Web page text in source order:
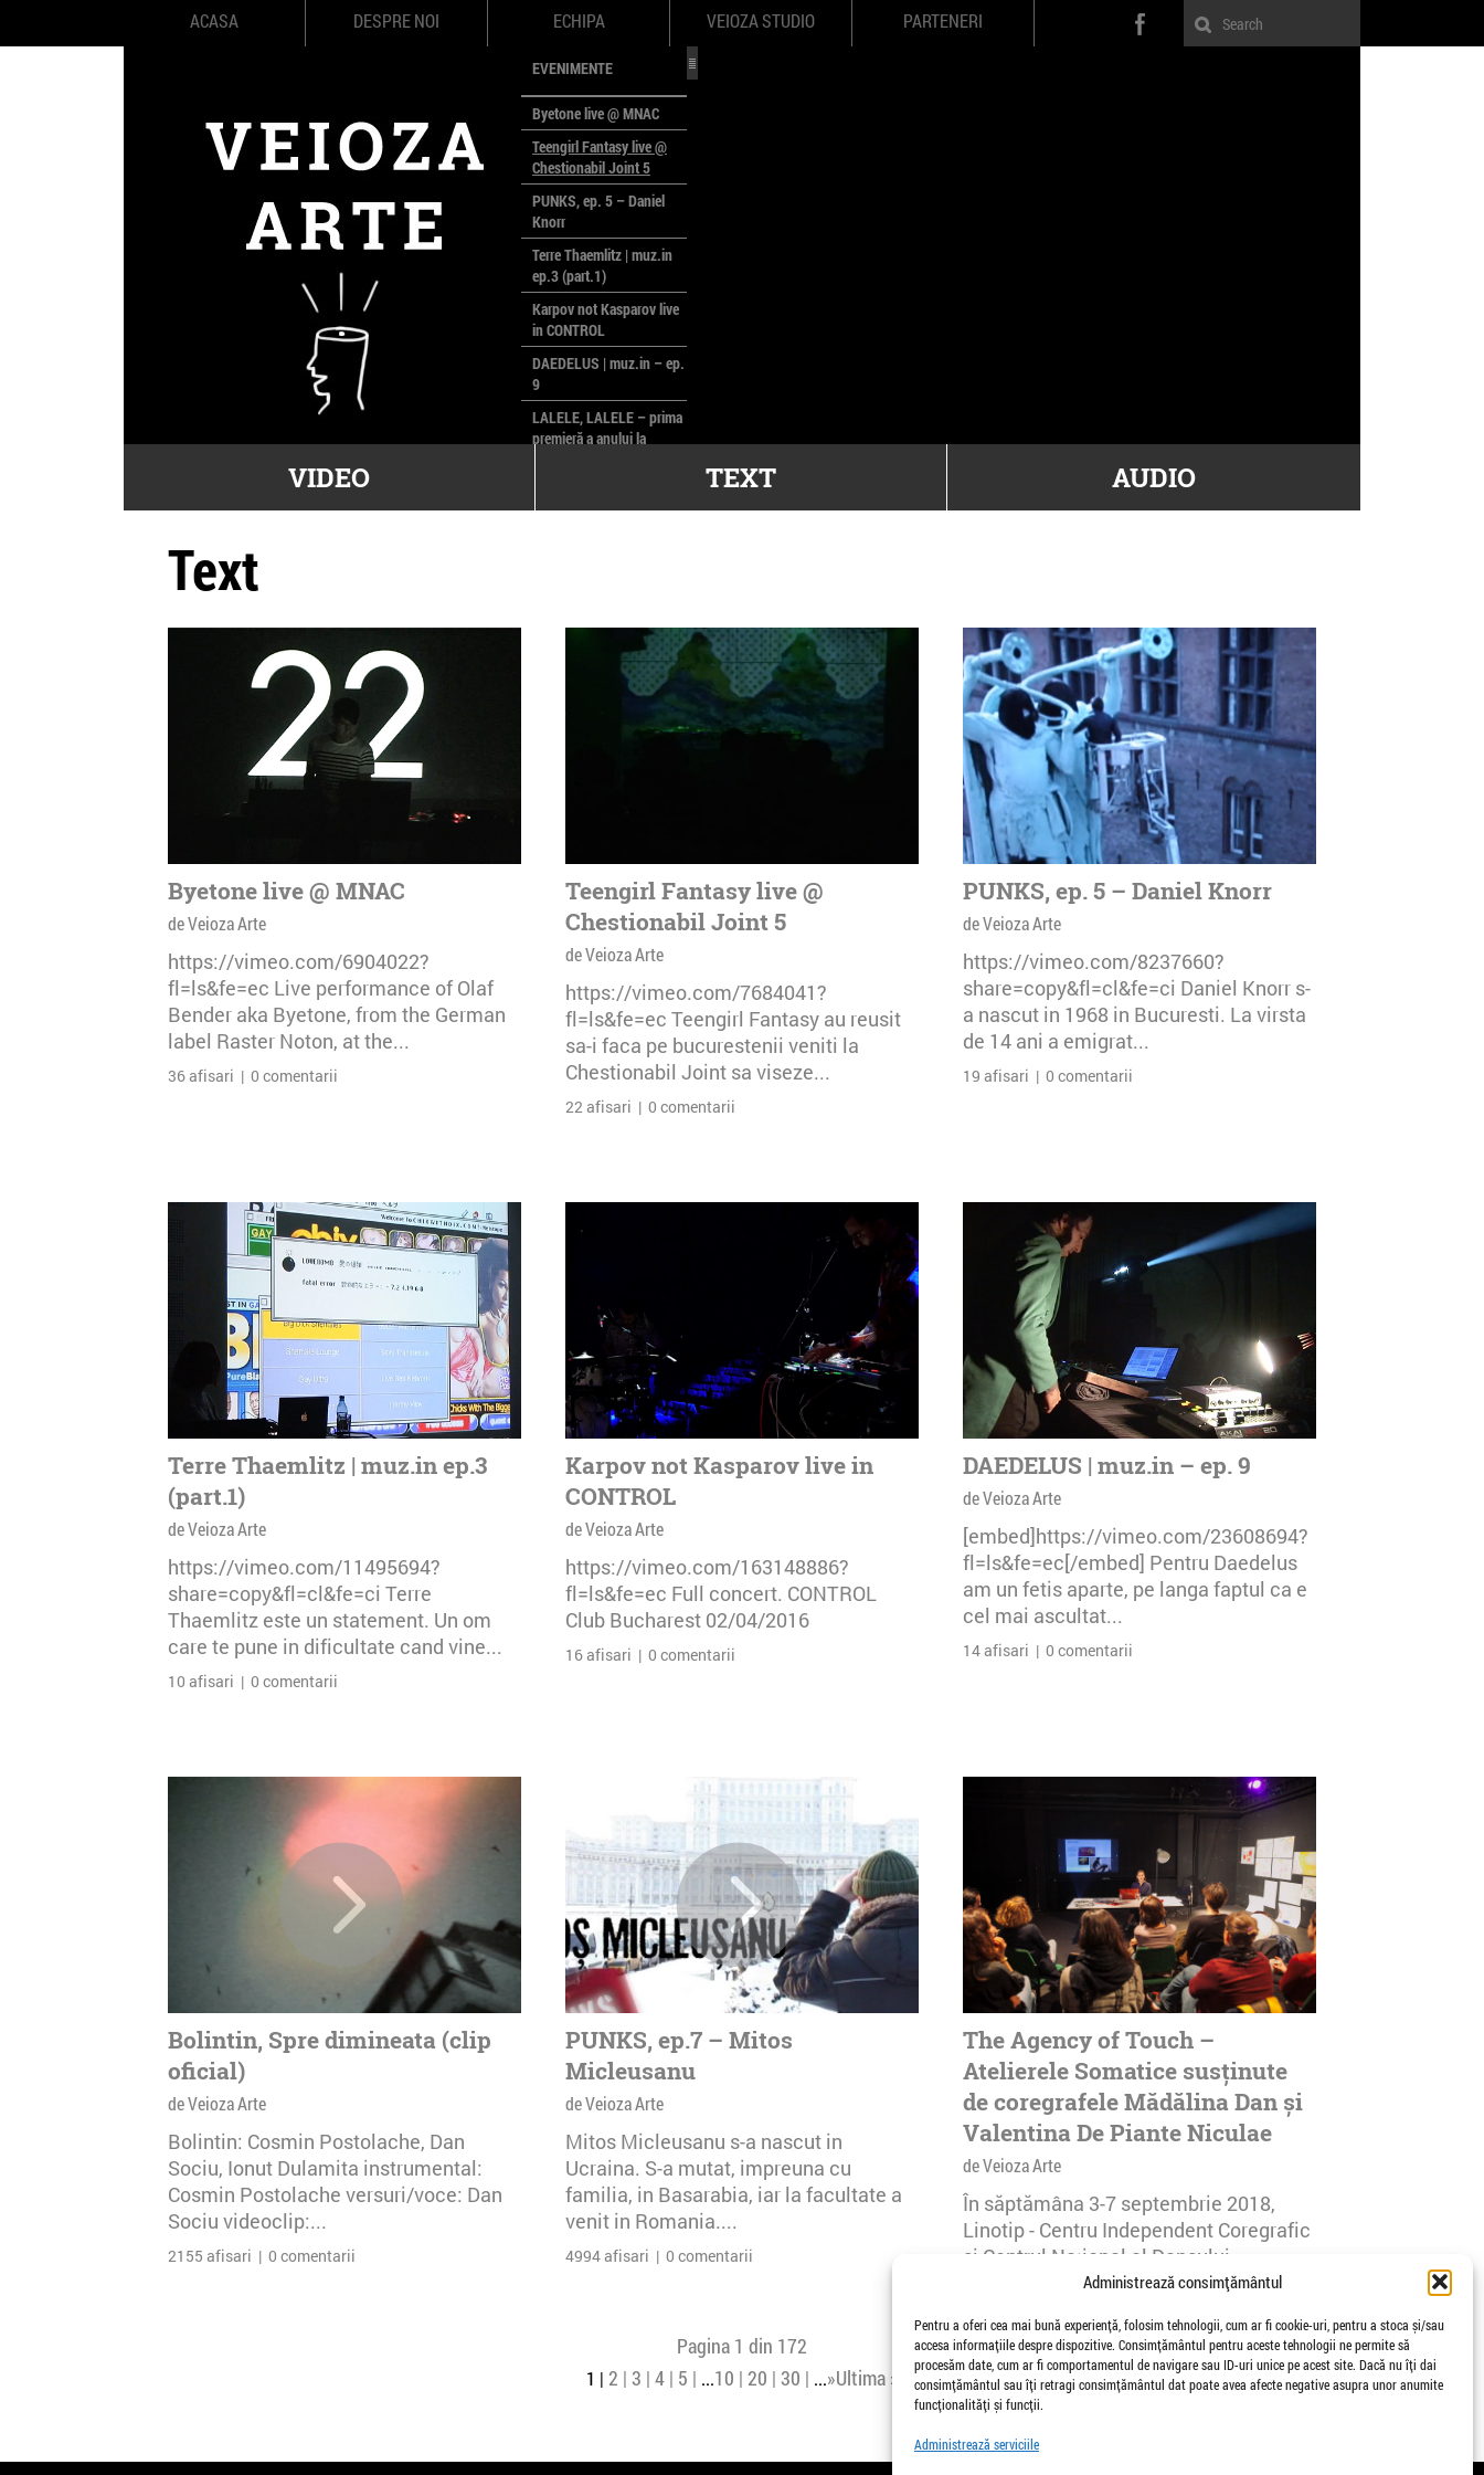
Administrează consimțământul
Pentru a oferi cea mai bună experiență, folosim tehnologii, cum ar fi cookie-uri, pentru a stoca și/sau
accesa informațiile despre dispozitive. Consimțământul pentru aceste tehnologii ne permite să
procesăm date, cum ar fi comportamentul de navigare sau ID-uri unice pe acest site. Dacă nu îți dai
consimțământul sau îți retragi consimțământul dat poate avea afecte negative asupra unor anumite
funcționalități și funcții.
Administrează serviciile
ACASA DESPRE NOI ECHIPA VEIOZA STUDIO PARTENERI
EVENIMENTE
Byetone live @ MNAC
Teengirl Fantasy live @
Chestionabil Joint 5
PUNKS, ep. 5 – Daniel
Knorr
Terre Thaemlitz | muz.in
ep.3 (part.1)
Karpov not Kasparov live
in CONTROL
DAEDELUS | muz.in – ep.
9
LALELE, LALELE – prima
premieră a anului la
poloneze la București
VIDEO TEXT AUDIO
Text
Byetone live @ MNAC
de Veioza Arte
https://vimeo.com/6904022?
fl=ls&fe=ec Live performance of Olaf
Bender aka Byetone, from the German
label Raster Noton, at the...
36 afisari | 0 comentarii
Teengirl Fantasy live @
Chestionabil Joint 5
de Veioza Arte
https://vimeo.com/7684041?
fl=ls&fe=ec Teengirl Fantasy au reusit
sa-i faca pe bucurestenii veniti la
Chestionabil Joint sa viseze...
22 afisari | 0 comentarii
PUNKS, ep. 5 – Daniel Knorr
de Veioza Arte
https://vimeo.com/8237660?
share=copy&fl=cl&fe=ci Daniel Knorr s-
a nascut in 1968 in Bucuresti. La virsta
de 14 ani a emigrat...
19 afisari | 0 comentarii
Terre Thaemlitz | muz.in ep.3
(part.1)
de Veioza Arte
https://vimeo.com/11495694?
share=copy&fl=cl&fe=ci Terre
Thaemlitz este un statement. Un om
care te pune in dificultate cand vine...
10 afisari | 0 comentarii
Karpov not Kasparov live in
CONTROL
de Veioza Arte
https://vimeo.com/163148886?
fl=ls&fe=ec Full concert. CONTROL
Club Bucharest 02/04/2016
16 afisari | 0 comentarii
DAEDELUS | muz.in – ep. 9
de Veioza Arte
[embed]https://vimeo.com/23608694?
fl=ls&fe=ec[/embed] Pentru Daedelus
am un fetis aparte, pe langa faptul ca e
cel mai ascultat...
14 afisari | 0 comentarii
Bolintin, Spre dimineata (clip
oficial)
de Veioza Arte
Bolintin: Cosmin Postolache, Dan
Sociu, Ionut Dulamita instrumental:
Cosmin Postolache versuri/voce: Dan
Sociu videoclip:...
2155 afisari | 0 comentarii
PUNKS, ep.7 – Mitos
Micleusanu
de Veioza Arte
Mitos Micleusanu s-a nascut in
Ucraina. S-a mutat, impreuna cu
familia, in Basarabia, iar la facultate a
venit in Romania....
4994 afisari | 0 comentarii
The Agency of Touch –
Atelierele Somatice susținute
de coregrafele Mădălina Dan și
Valentina De Piante Niculae
de Veioza Arte
În săptămâna 3-7 septembrie 2018,
Linotip - Centru Independent Coregrafic
și Centrul Național al Dansului
26 afisari | 0 comentarii
Pagina 1 din 172
1 2 3 4 5 ...10 20 30 ...»Ultima »